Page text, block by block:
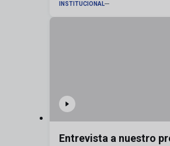
INSTITUCIONAL
Entrevista a nuestro